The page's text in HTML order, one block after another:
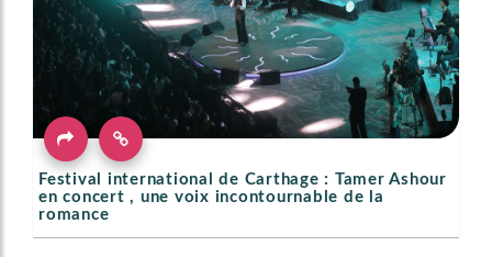
Festival international de Carthage : Tamer Ashour
en concert , une voix incontournable de la
romance